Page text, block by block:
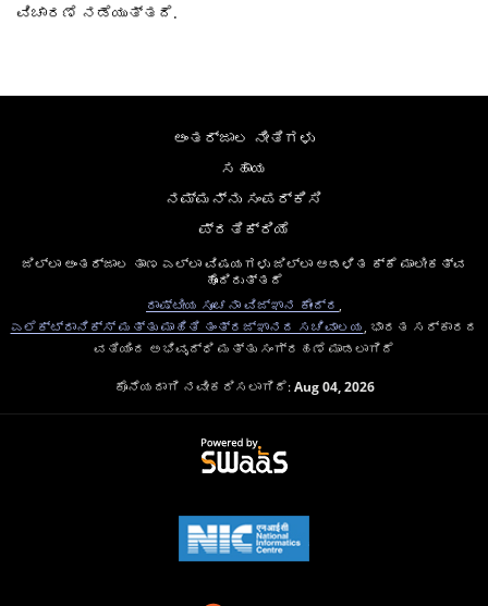
ವಿಚಾರಣೆ ನಡೆಯುತ್ತದೆ.
ಅಂತರ್ಜಾಲ ನೀತಿಗಳು
ಸಹಾಯ
ನಮ್ಮನ್ನು ಸಂಪರ್ಕಿಸಿ
ಪ್ರತಿಕ್ರಿಯೆ
ಜಿಲ್ಲಾ ಅಂತರ್ಜಾಲ ತಾಣ ಎಲ್ಲಾ ವಿಷಯಗಳು ಜಿಲ್ಲಾ ಆಡಳಿತ ಕ್ಕೆ ಮಾಲೀಕತ್ವ
ಹೊಂದಿರುತ್ತದೆ
ರಾಷ್ಟೀಯ ಸೂಚನಾ ವಿಜ್ಞಾನ ಕೇಂದ್ರ
ಎಲೆಕ್ಟ್ರಾನಿಕ್ಸ್ ಮತ್ತು ಮಾಹಿತಿ ತಂತ್ರಜ್ಞಾನದ ಸಚಿವಾಲಯ , ಭಾರತ ಸರ್ಕಾರದ
ವತಿಯಿಂದ ಅಭಿವೃದ್ಧಿ ಮತ್ತು ಸಂಗ್ರಹಣೆ ಮಾಡಲಾಗಿದೆ
ಕೊನೆಯದಾಗಿ ನವೀಕರಿಸಲಾಗಿದೆ:Aug 04, 2026